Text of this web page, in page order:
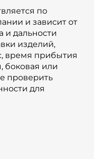
по
и зависит от
и дальности
изделий,
время прибытия
боковая или
проверить
для